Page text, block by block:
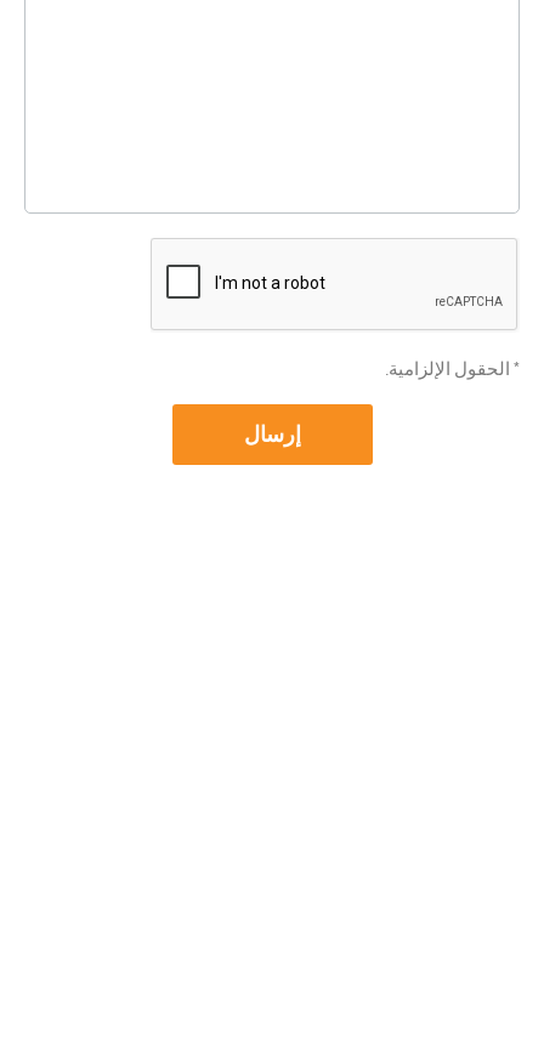
* الحقول الإلزامية.
إرسال